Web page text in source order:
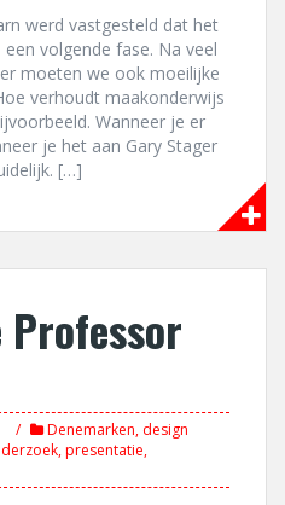
werd vastgesteld dat het
volgende fase. Na veel
moeten we ook moeilijke
verhoudt maakonderwijs
Wanneer je er
je het aan Gary Stager
[…]
Denemarken, design
,presentatie,